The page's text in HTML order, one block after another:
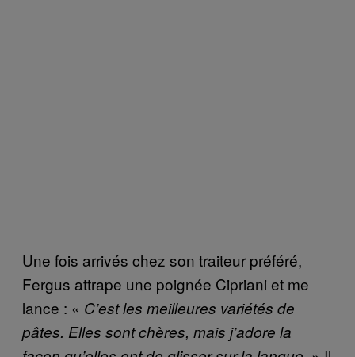
Une fois arrivés chez son traiteur préféré,
Fergus attrape une poignée Cipriani et me
lance : « C’est les meilleures variétés de
pâtes. Elles sont chères, mais j’adore la